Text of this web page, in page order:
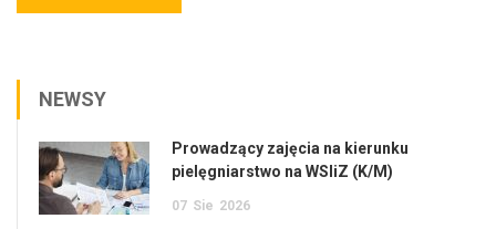
NEWSY
Prowadzący zajęcia na kierunku
pielęgniarstwo na WSIiZ (K/M)
07 Sie 2026